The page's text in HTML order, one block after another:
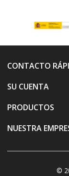
CONTACTO
SU CUENTA
PRODUCTOS
NUESTRA
©